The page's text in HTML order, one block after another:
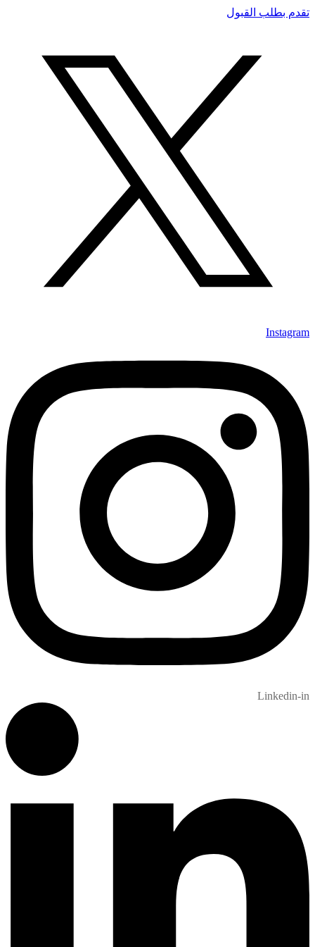
تقدم بطلب القبول
Instagram
Linkedin-in